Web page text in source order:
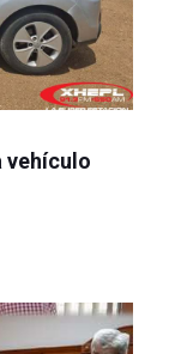
vehículo